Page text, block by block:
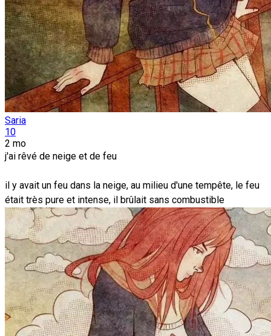
Saria
10
2 mo
j'ai rêvé de neige et de feu
il y avait un feu dans la neige, au milieu d'une tempête, le feu
était très pure et intense, il brûlait sans combustible